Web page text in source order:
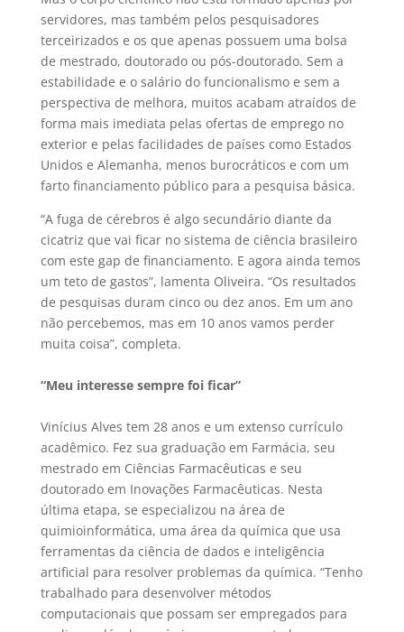
servidores, mas também pelos pesquisadores
terceirizados e os que apenas possuem uma bolsa
de mestrado, doutorado ou pós-doutorado. Sem a
estabilidade e o salário do funcionalismo e sem a
perspectiva de melhora, muitos acabam atraídos de
forma mais imediata pelas ofertas de emprego no
exterior e pelas facilidades de países como Estados
Unidos e Alemanha, menos burocráticos e com um
farto financiamento público para a pesquisa básica.
“A fuga de cérebros é algo secundário diante da
cicatriz que vai ficar no sistema de ciência brasileiro
com este gap de financiamento. E agora ainda temos
um teto de gastos”, lamenta Oliveira. “Os resultados
de pesquisas duram cinco ou dez anos. Em um ano
não percebemos, mas em 10 anos vamos perder
muita coisa”, completa.
“Meu interesse sempre foi ficar”
Vinícius Alves tem 28 anos e um extenso currículo
acadêmico. Fez sua graduação em Farmácia, seu
mestrado em Ciências Farmacêuticas e seu
doutorado em Inovações Farmacêuticas. Nesta
última etapa, se especializou na área de
quimioinformática, uma área da química que usa
ferramentas da ciência de dados e inteligência
artificial para resolver problemas da química. “Tenho
trabalhado para desenvolver métodos
computacionais que possam ser empregados para